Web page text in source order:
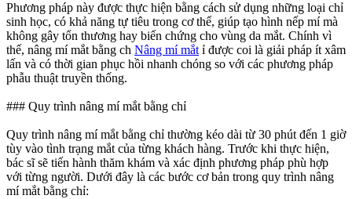
Phương pháp này được thực hiện bằng cách sử dụng những loại chỉ
sinh học, có khả năng tự tiêu trong cơ thể, giúp tạo hình nếp mí mà
không gây tổn thương hay biến chứng cho vùng da mắt. Chính vì
thế, nâng mí mắt bằng ch Nâng mí mắt ỉ được coi là giải pháp ít xâm
lấn và có thời gian phục hồi nhanh chóng so với các phương pháp
phẫu thuật truyền thống.
### Quy trình nâng mí mắt bằng chỉ
Quy trình nâng mí mắt bằng chỉ thường kéo dài từ 30 phút đến 1 giờ
tùy vào tình trạng mắt của từng khách hàng. Trước khi thực hiện,
bác sĩ sẽ tiến hành thăm khám và xác định phương pháp phù hợp
với từng người. Dưới đây là các bước cơ bản trong quy trình nâng
mí mắt bằng chỉ: